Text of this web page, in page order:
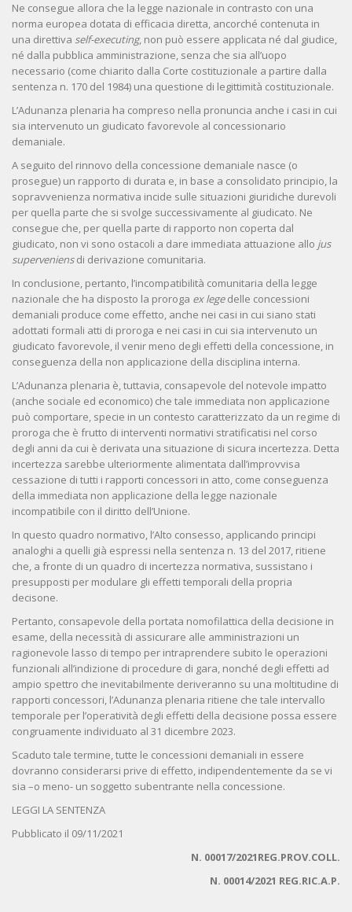
Ne consegue allora che la legge nazionale in contrasto con una
norma europea dotata di efficacia diretta, ancorché contenuta in
una direttiva self-executing, non può essere applicata né dal giudice,
né dalla pubblica amministrazione, senza che sia all’uopo
necessario (come chiarito dalla Corte costituzionale a partire dalla
sentenza n. 170 del 1984) una questione di legittimità costituzionale.
L’Adunanza plenaria ha compreso nella pronuncia anche i casi in cui
sia intervenuto un giudicato favorevole al concessionario
demaniale.
A seguito del rinnovo della concessione demaniale nasce (o
prosegue) un rapporto di durata e, in base a consolidato principio, la
sopravvenienza normativa incide sulle situazioni giuridiche durevoli
per quella parte che si svolge successivamente al giudicato. Ne
consegue che, per quella parte di rapporto non coperta dal
giudicato, non vi sono ostacoli a dare immediata attuazione allo jus
superveniensdi derivazione comunitaria.
In conclusione, pertanto, l’incompatibilità comunitaria della legge
nazionale che ha disposto la proroga ex legedelle concessioni
demaniali produce come effetto, anche nei casi in cui siano stati
adottati formali atti di proroga e nei casi in cui sia intervenuto un
giudicato favorevole, il venir meno degli effetti della concessione, in
conseguenza della non applicazione della disciplina interna.
L’Adunanza plenaria è, tuttavia, consapevole del notevole impatto
(anche sociale ed economico) che tale immediata non applicazione
può comportare, specie in un contesto caratterizzato da un regime di
proroga che è frutto di interventi normativi stratificatisi nel corso
degli anni da cui è derivata una situazione di sicura incertezza. Detta
incertezza sarebbe ulteriormente alimentata dall’improvvisa
cessazione di tutti i rapporti concessori in atto, come conseguenza
della immediata non applicazione della legge nazionale
incompatibile con il diritto dell’Unione.
In questo quadro normativo, l’Alto consesso, applicando principi
analoghi a quelli già espressi nella sentenza n. 13 del 2017, ritiene
che, a fronte di un quadro di incertezza normativa, sussistano i
presupposti per modulare gli effetti temporali della propria
decisone.
Pertanto, consapevole della portata nomofilattica della decisione in
esame, della necessità di assicurare alle amministrazioni un
ragionevole lasso di tempo per intraprendere subito le operazioni
funzionali all’indizione di procedure di gara, nonché degli effetti ad
ampio spettro che inevitabilmente deriveranno su una moltitudine di
rapporti concessori, l’Adunanza plenaria ritiene che tale intervallo
temporale per l’operatività degli effetti della decisione possa essere
congruamente individuato al 31 dicembre 2023.
Scaduto tale termine, tutte le concessioni demaniali in essere
dovranno considerarsi prive di effetto, indipendentemente da se vi
sia –o meno- un soggetto subentrante nella concessione.
LEGGI LA SENTENZA
Pubblicato il 09/11/2021
N. 00017/2021REG.PROV.COLL.
N. 00014/2021 REG.RIC.A.P.